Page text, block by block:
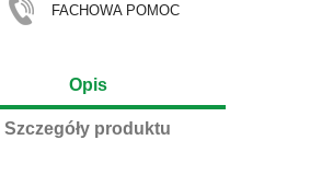
FACHOWA POMOC
Opis
Szczegóły produktu